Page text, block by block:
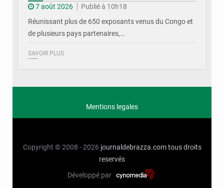
7 août 2026
Publié à 10h18
Réunissant plus de 650 exposants venus du Congo et
de plusieurs pays partenaires,…
SAVOIR PLUS
Mentions legales
Copyright © 2008 - 2026 journaldebrazza.com tous droits
reservés
Développé par